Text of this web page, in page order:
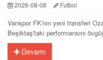
2026-08-08 Futbol
Vanspor FK'nın yeni transferi
Beşiktaş'taki performansını
Devamı